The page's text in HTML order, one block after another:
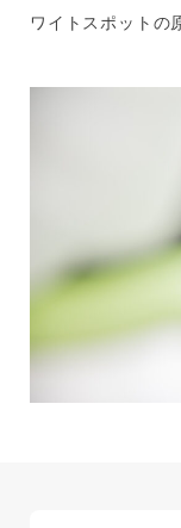
ワイトスポットの